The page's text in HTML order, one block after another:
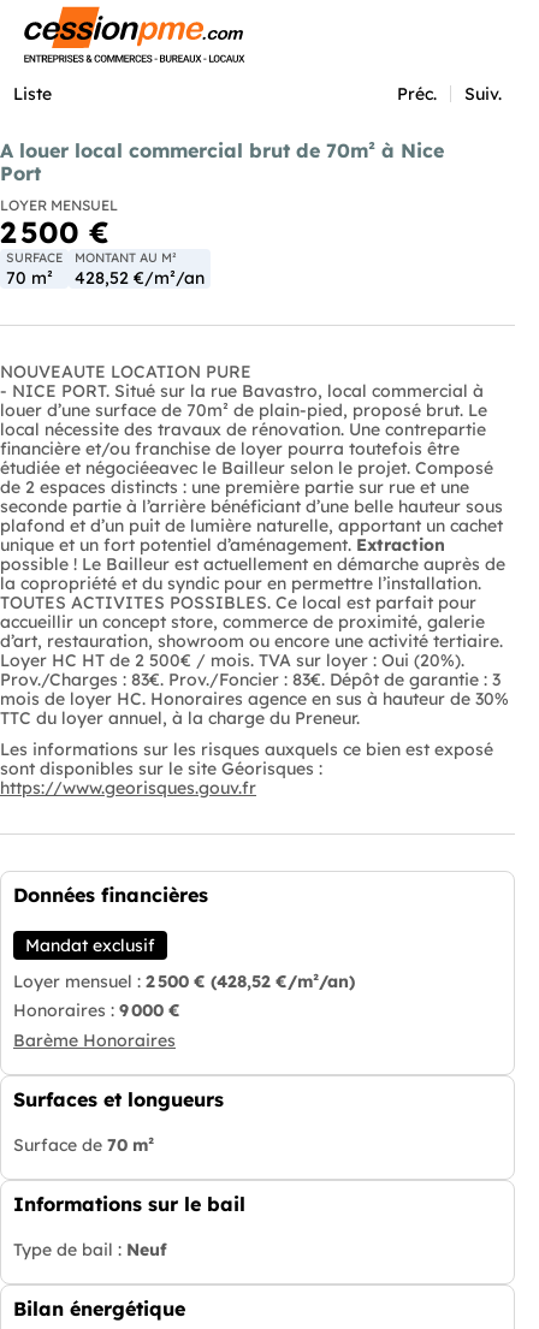
Liste Préc. Suiv.
A louer local commercial brut de 70m² à Nice
Port
LOYER MENSUEL
2 500 €
SURFACE
70 m²
MONTANT AU M²
428,52 €/m²/an
NOUVEAUTE LOCATION PURE
- NICE PORT. Situé sur la rue Bavastro, local commercial à
louer d’une surface de 70m² de plain-pied, proposé brut. Le
local nécessite des travaux de rénovation. Une contrepartie
financière et/ou franchise de loyer pourra toutefois être
étudiée et négociéeavec le Bailleur selon le projet. Composé
de 2 espaces distincts : une première partie sur rue et une
seconde partie à l’arrière bénéficiant d’une belle hauteur sous
plafond et d’un puit de lumière naturelle, apportant un cachet
unique et un fort potentiel d’aménagement. Extraction
possible ! Le Bailleur est actuellement en démarche auprès de
la copropriété et du syndic pour en permettre l’installation.
TOUTES ACTIVITES POSSIBLES. Ce local est parfait pour
accueillir un concept store, commerce de proximité, galerie
d’art, restauration, showroom ou encore une activité tertiaire.
Loyer HC HT de 2 500€ / mois. TVA sur loyer : Oui (20%).
Prov./Charges : 83€. Prov./Foncier : 83€. Dépôt de garantie : 3
mois de loyer HC. Honoraires agence en sus à hauteur de 30%
TTC du loyer annuel, à la charge du Preneur.
Les informations sur les risques auxquels ce bien est exposé
sont disponibles sur le site Géorisques :
https://www.georisques.gouv.fr
Données financières
Mandat exclusif
Loyer mensuel : 2 500 € (428,52 €/m²/an)
Honoraires : 9 000 €
Barème Honoraires
Surfaces et longueurs
Surface de 70 m²
Informations sur le bail
Type de bail : Neuf
Bilan énergétique